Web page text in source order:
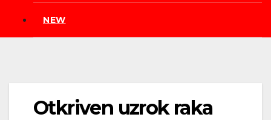
NEW
Otkriven uzrok raka